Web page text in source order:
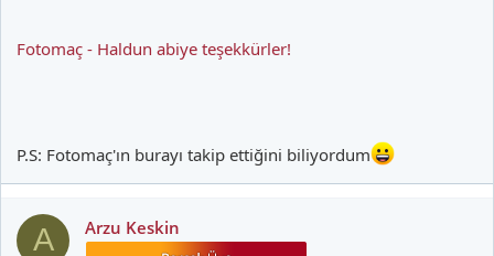
senedir galatasaray'da görmek istediğim tek fenerbahçeli'
osman tanburacı olamaz" demiş, ona muhalif olarak da, "osman
tanburacı enteresan adamdır, o da sagopa dinler ve age of
oynar" diye yorum yapmış.
Fotomaç - Haldun abiye teşekkürler!
P.S: Fotomaç'ın burayı takip ettiğini biliyordum
A Arzu Keskin